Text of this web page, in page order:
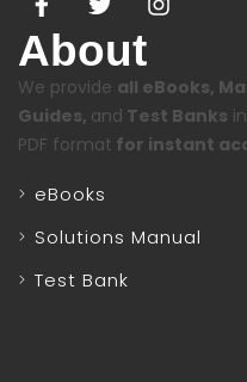
About
We provide all eBooks,
Guides, and Test Banks
PDF format for instant
eBooks
Solutions Manual
Test Bank